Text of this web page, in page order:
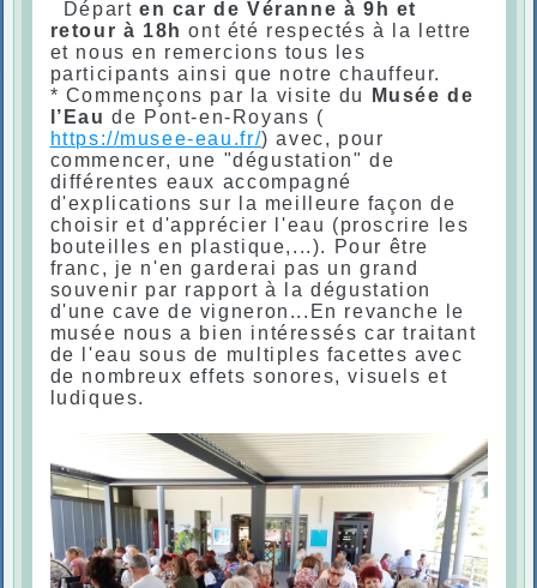
Départ en car de Véranne à 9h et
retour à 18h ont été respectés à la lettre
et nous en remercions tous les
participants ainsi que notre chauffeur.
* Commençons par la visite du
Musée de
l’Eau de Pont-en-Royans (
https://musee-eau.fr/) avec, pour
commencer, une "dégustation" de
différentes eaux accompagné
d'explications sur la meilleure façon de
choisir et d'apprécier l'eau (proscrire les
bouteilles en plastique,...). Pour être
franc, je n'en garderai pas un grand
souvenir par rapport à la dégustation
d'une cave de vigneron...En revanche le
musée nous a bien intéressés car traitant
de l'eau sous de multiples facettes avec
de nombreux effets sonores, visuels et
ludiques.